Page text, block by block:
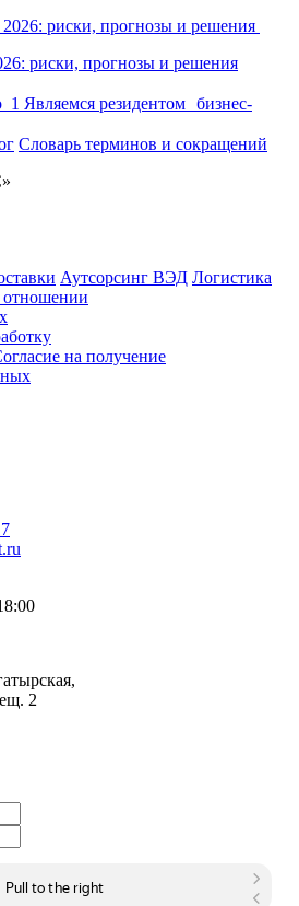
риски, прогнозы и решения
Являемся резидентом бизнес-
Словарь терминов и сокращений
Аутсорсинг ВЭД Логистика
на получение
2